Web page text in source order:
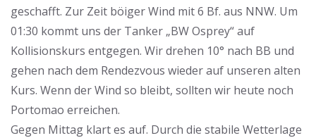
geschafft. Zur Zeit böiger Wind mit 6 Bf. aus NNW. Um
01:30 kommt uns der Tanker „BW Osprey“ auf
Kollisionskurs entgegen. Wir drehen 10° nach BB und
gehen nach dem Rendezvous wieder auf unseren alten
Kurs. Wenn der Wind so bleibt, sollten wir heute noch
Portomao erreichen.
Gegen Mittag klart es auf. Durch die stabile Wetterlage